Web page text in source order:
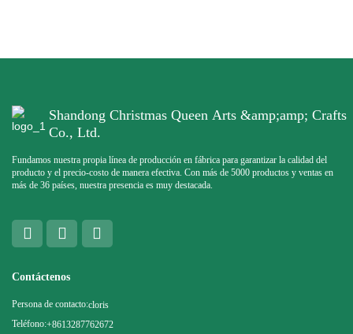
Shandong Christmas Queen Arts &amp;amp; Crafts
Co., Ltd.
Fundamos nuestra propia línea de producción en fábrica para garantizar la calidad del
producto y el precio-costo de manera efectiva. Con más de 5000 productos y ventas en
más de 36 países, nuestra presencia es muy destacada.
Contáctenos
Persona de contacto:cloris
Teléfono:+8613287762672